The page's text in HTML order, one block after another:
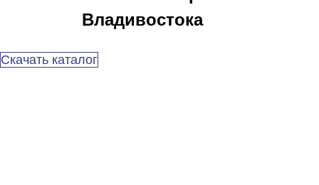
Владивостока
Скачать каталог